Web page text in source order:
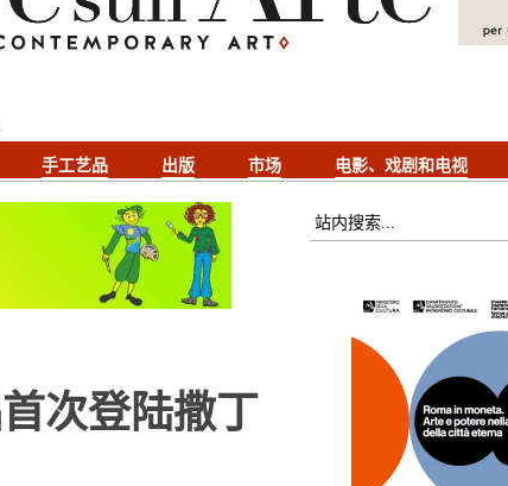
手工艺品 出版 市场 电影、戏剧和电视
次登陆撒丁